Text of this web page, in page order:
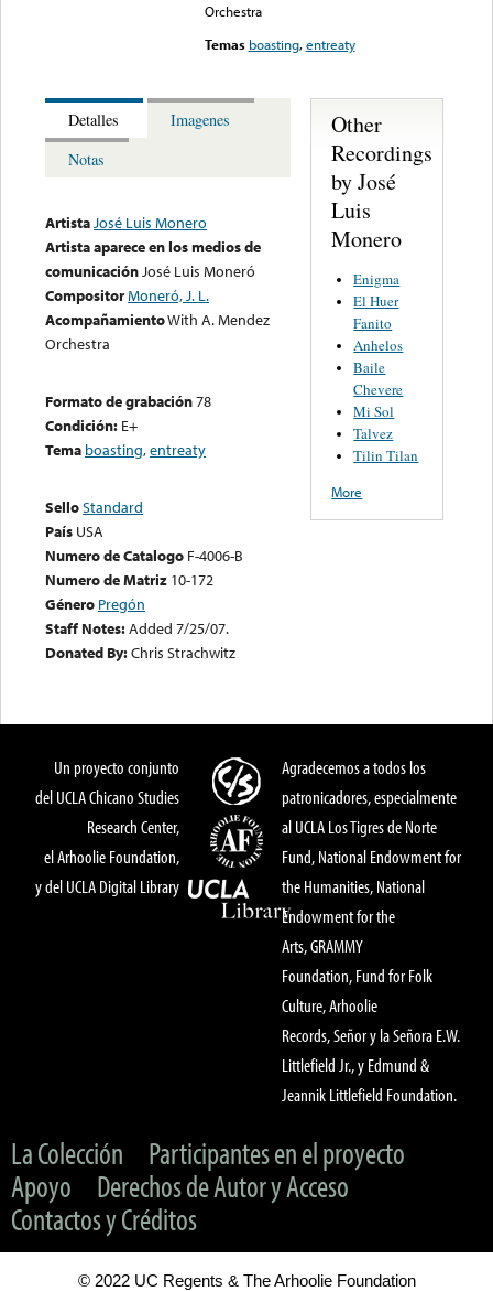
Orchestra
Temas boasting,entreaty
Detalles
Imagenes
Notas
ArtistaJosé Luis Monero
Artista aparece en los medios de
comunicaciónJosé Luis Moneró
CompositorMoneró, J. L.
AcompañamientoWith A. Mendez
Orchestra
Formato de grabación78
Condición: E+
Tema boasting,entreaty
SelloStandard
País USA
Numero de Catalogo F-4006-B
Numero de Matriz 10-172
Género Pregón
Staff Notes:Added 7/25/07.
Donated By:Chris Strachwitz
Other
Recordings
by José
Luis
Monero
Enigma
El Huer
Fanito
Anhelos
Baile
Chevere
Mi Sol
Talvez
Tilin Tilan
More
Un proyecto conjunto
del UCLA Chicano Studies
Research Center,
el Arhoolie Foundation,
y del UCLA Digital Library
Agradecemos a todos los
patronicadores, especialmente
al UCLA Los Tigres de Norte
Fund, National Endowment for
the Humanities, National
Endowment for the
Arts, GRAMMY
Foundation, Fund for Folk
Culture, Arhoolie
Records, Señor y la Señora E.W.
Littlefield Jr., y Edmund &
Jeannik Littlefield Foundation.
La Colección
Participantes en el proyecto
Apoyo
Derechos de Autor y Acceso
Contactos y Créditos
© 2022 UC Regents & The Arhoolie Foundation